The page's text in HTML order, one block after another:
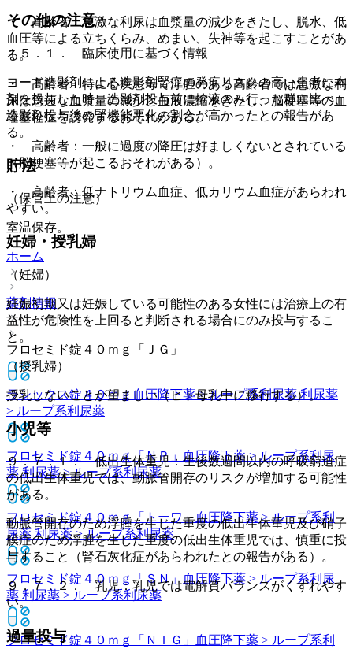
その他の注意
１５．１． 臨床使用に基づく情報
ヨード造影剤による造影剤腎症の発症リスクの高い患者に本
剤を投与した時、造影剤投与前に輸液のみ行った群に比べ、
造影剤投与後の腎機能悪化の割合が高かったとの報告があ
る。
貯法
（保管上の注意）
室温保存。
ホーム
薬剤情報
フロセミド錠４０ｍｇ「ＪＧ」
ラシックス錠４０ｍｇ 血圧降下薬 > ループ系利尿薬 利尿薬
> ループ系利尿薬
フロセミド錠４０ｍｇ「ＮＰ」 血圧降下薬 > ループ系利尿
薬 利尿薬 > ループ系利尿薬
フロセミド錠４０ｍｇ「トーワ」血圧降下薬 > ループ系利
尿薬 利尿薬 > ループ系利尿薬
フロセミド錠４０ｍｇ「ＳＮ」 血圧降下薬 > ループ系利尿
薬 利尿薬 > ループ系利尿薬
フロセミド錠４０ｍｇ「ＮＩＧ」
血圧降下薬 > ループ系利
・ 高齢者：急激な利尿は血漿量の減少をきたし、脱水、低
血圧等による立ちくらみ、めまい、失神等を起こすことがあ
る。
・ 高齢者：特に心疾患等で浮腫のある高齢者では急激な利
尿は急速な血漿量の減少と血液濃縮をきたし、脳梗塞等の血
栓塞栓症を誘発するおそれがある。
・ 高齢者：一般に過度の降圧は好ましくないとされている
（脳梗塞等が起こるおそれがある）。
・ 高齢者：低ナトリウム血症、低カリウム血症があらわれ
やすい。
妊婦・授乳婦
（妊婦）
妊娠初期又は妊娠している可能性のある女性には治療上の有
益性が危険性を上回ると判断される場合にのみ投与するこ
と。
（授乳婦）
授乳しないことが望ましい（ヒト母乳中に移行する）。
小児等
９．７．１． 低出生体重児：生後数週間以内の呼吸窮迫症
の低出生体重児では、動脈管開存のリスクが増加する可能性
がある。
動脈管開存のため浮腫を生じた重度の低出生体重児及び硝子
膜症のため浮腫を生じた重度の低出生体重児では、慎重に投
与すること（腎石灰化症があらわれたとの報告がある）。
９．７．２． 乳児：乳児では電解質バランスがくずれやす
い。
過量投与